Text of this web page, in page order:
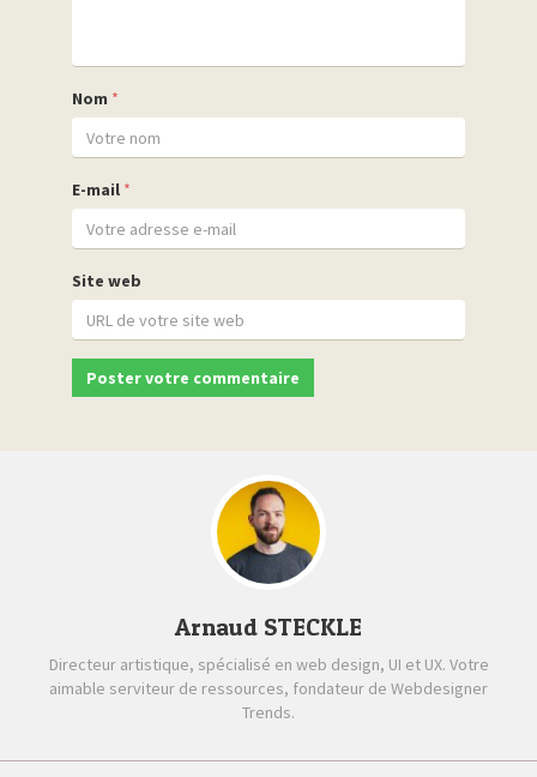
Nom *
E-mail *
Site web
Arnaud STECKLE
Directeur artistique, spécialisé en web design, UI et UX. Votre
aimable serviteur de ressources, fondateur de Webdesigner
Trends.